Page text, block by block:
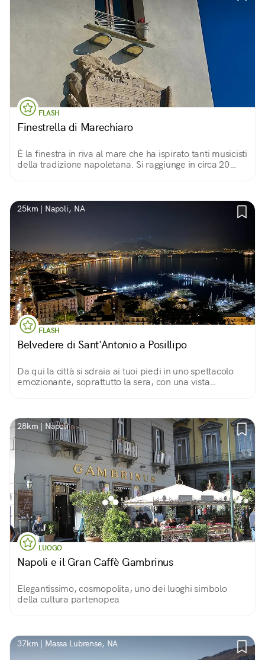
FLASH
Finestrella di Marechiaro
È la finestra in riva al mare che ha ispirato tanti musicisti
della tradizione napoletana. Si raggiunge in circa 20
25km | Napoli, NA
FLASH
Belvedere di Sant'Antonio a Posillipo
Da qui la città si sdraia ai tuoi piedi in uno spettacolo
emozionante, soprattutto la sera, con una vista
28km | Napoli
LUOGO
Napoli e il Gran Caffè Gambrinus
Elegantissimo, cosmopolita, uno dei luoghi simbolo
della cultura partenopea
37km | Massa Lubrense, NA